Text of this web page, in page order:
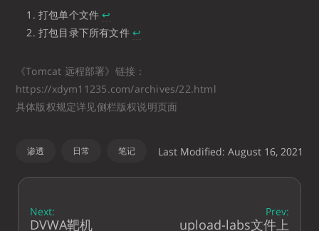
打包单个文件↩
打包目录下所有文件↩
《Tomcat 远程部署》链接：
https://xdym11235.com/archives/22.html
具体版权规定详见侧栏版权说明页面
渗透 日常 笔记 Last Modified: August 16, 2021
Next:
DVWA靶机
Prev:
upload-labs文件上